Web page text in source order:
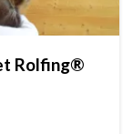
Rolfing®